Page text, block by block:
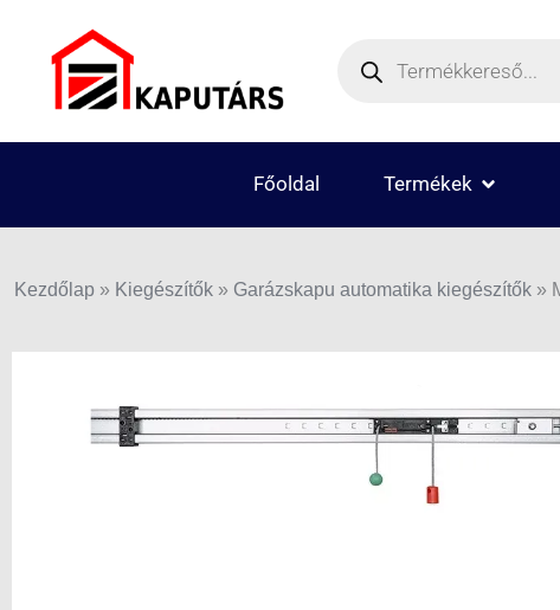
Főoldal Termékek OPEN
Kezdőlap » Kiegészítők » Garázskapu automatika kiegészítők »